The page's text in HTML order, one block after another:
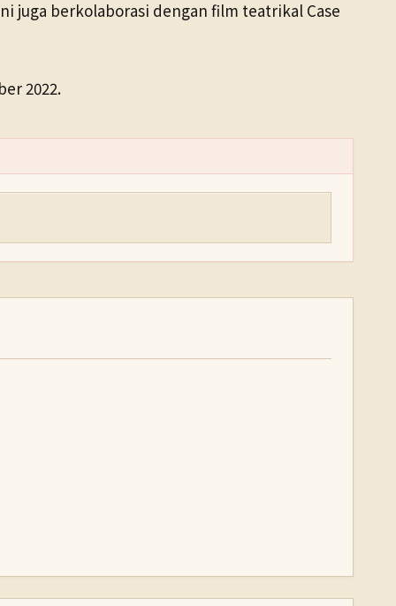
juga berkolaborasi dengan film teatrikal Case
2022.